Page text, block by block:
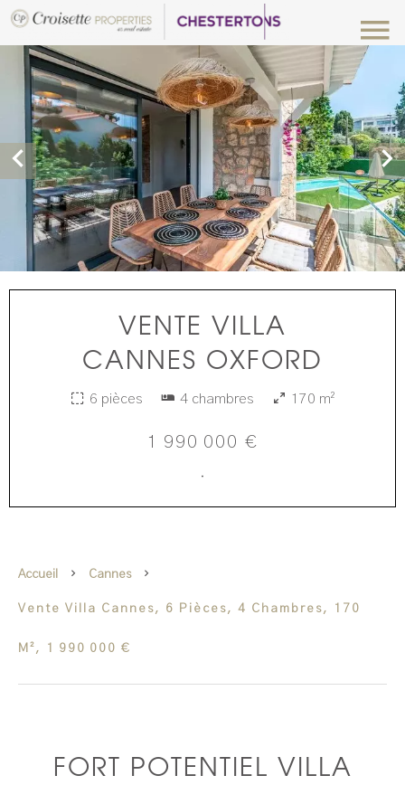
VENTE VILLA
CANNES OXFORD
6 pièces 4 chambres 170 m²
1 990 000 €
·
Accueil Cannes
Vente Villa Cannes, 6 Pièces, 4 Chambres, 170
M², 1 990 000 €
FORT POTENTIEL VILLA